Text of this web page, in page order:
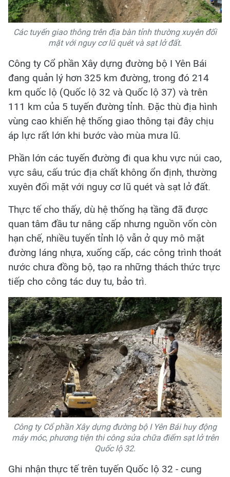
Các tuyến giao thông trên địa bàn tỉnh thường xuyên đối
mặt với nguy cơ lũ quét và sạt lở đất.
Công ty Cổ phần Xây dựng đường bộ I Yên Bái
đang quản lý hơn 325 km đường, trong đó 214
km quốc lộ (Quốc lộ 32 và Quốc lộ 37) và trên
111 km của 5 tuyến đường tỉnh. Đặc thù địa hình
vùng cao khiến hệ thống giao thông tại đây chịu
áp lực rất lớn khi bước vào mùa mưa lũ.
Phần lớn các tuyến đường đi qua khu vực núi cao,
vực sâu, cấu trúc địa chất không ổn định, thường
xuyên đối mặt với nguy cơ lũ quét và sạt lở đất.
Thực tế cho thấy, dù hệ thống hạ tầng đã được
quan tâm đầu tư nâng cấp nhưng nguồn vốn còn
hạn chế, nhiều tuyến tỉnh lộ vẫn ở quy mô mặt
đường láng nhựa, xuống cấp, các công trình thoát
nước chưa đồng bộ, tạo ra những thách thức trực
tiếp cho công tác duy tu, bảo trì.
Công ty Cổ phần Xây dựng đường bộ I Yên Bái huy động
máy móc, phương tiện thi công sửa chữa điểm sạt lở trên
Quốc lộ 32.
Ghi nhận thực tế trên tuyến Quốc lộ 32 - cung